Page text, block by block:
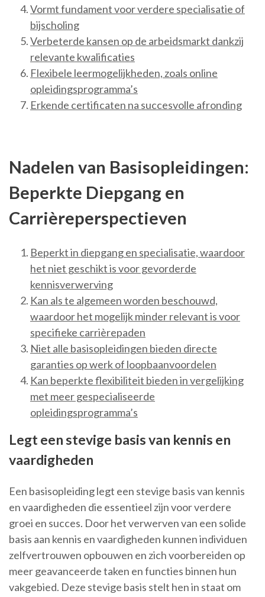
Vormt fundament voor verdere specialisatie of
bijscholing
Verbeterde kansen op de arbeidsmarkt dankzij
relevante kwalificaties
Flexibele leermogelijkheden, zoals online
opleidingsprogramma’s
Erkende certificaten na succesvolle afronding
Nadelen van Basisopleidingen:
Beperkte Diepgang en
Carrièreperspectieven
Beperkt in diepgang en specialisatie, waardoor
het niet geschikt is voor gevorderde
kennisverwerving
Kan als te algemeen worden beschouwd,
waardoor het mogelijk minder relevant is voor
specifieke carrièrepaden
Niet alle basisopleidingen bieden directe
garanties op werk of loopbaanvoordelen
Kan beperkte flexibiliteit bieden in vergelijking
met meer gespecialiseerde
opleidingsprogramma’s
Legt een stevige basis van kennis en
vaardigheden
Een basisopleiding legt een stevige basis van kennis
en vaardigheden die essentieel zijn voor verdere
groei en succes. Door het verwerven van een solide
basis aan kennis en vaardigheden kunnen individuen
zelfvertrouwen opbouwen en zich voorbereiden op
meer geavanceerde taken en functies binnen hun
vakgebied. Deze stevige basis stelt hen in staat om